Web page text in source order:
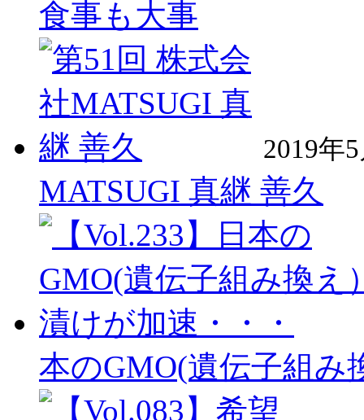
食事も大事
2019年
MATSUGI 真継 善久
本のGMO(遺伝子組み